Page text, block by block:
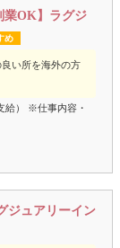
業OK】ラグジ
め
い所を海外の方
給） ※仕事内容・
ジュアリーイン